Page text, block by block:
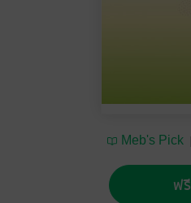
Meb's Pick
ฟรี